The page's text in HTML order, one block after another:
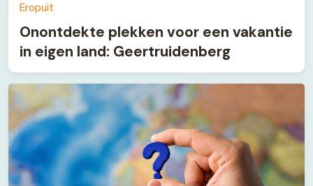
Eropuit
Onontdekte plekken voor een vakantie
in eigen land: Geertruidenberg